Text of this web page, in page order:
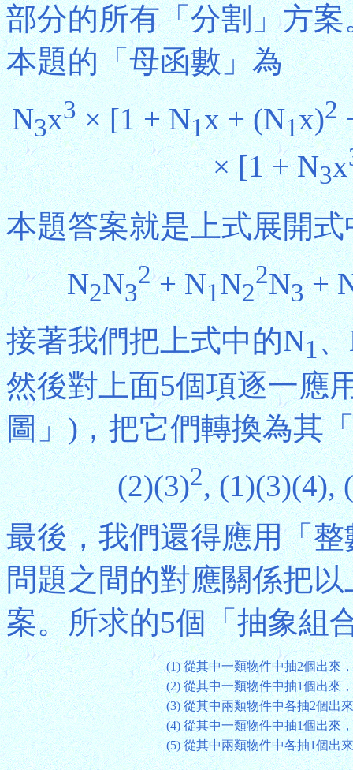
部分的所有「分割」方
本題的「母函數」為
N3x3× [1 + N1x + (N1x)2
× [1 + N3x
本題答案就是上式展開式
N2N3
2+ N1N2
2N3+
接著我們把上式中的N1
然後對上面5個項逐一應
圖」)，把它們轉換為其
(2)(3)2, (1)(3)(4),
最後，我們還得應用「
問題之間的對應關係把
案。所求的5個「抽象組
(1) 從其中一類物件中抽2個出來
(2) 從其中一類物件中抽1個出來
(3) 從其中兩類物件中各抽2個出
(4) 從其中一類物件中抽1個出來
(5) 從其中兩類物件中各抽1個出